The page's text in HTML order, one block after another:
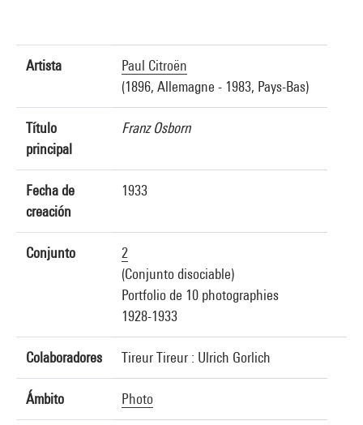
Artista
Paul Citroën
(1896, Allemagne - 1983, Pays-Bas)
Título
principal
Franz Osborn
Fecha de
creación
1933
Conjunto
2
(Conjunto disociable)
Portfolio de 10 photographies
1928-1933
Colaboradores Tireur Tireur : Ulrich Gorlich
Ámbito Photo